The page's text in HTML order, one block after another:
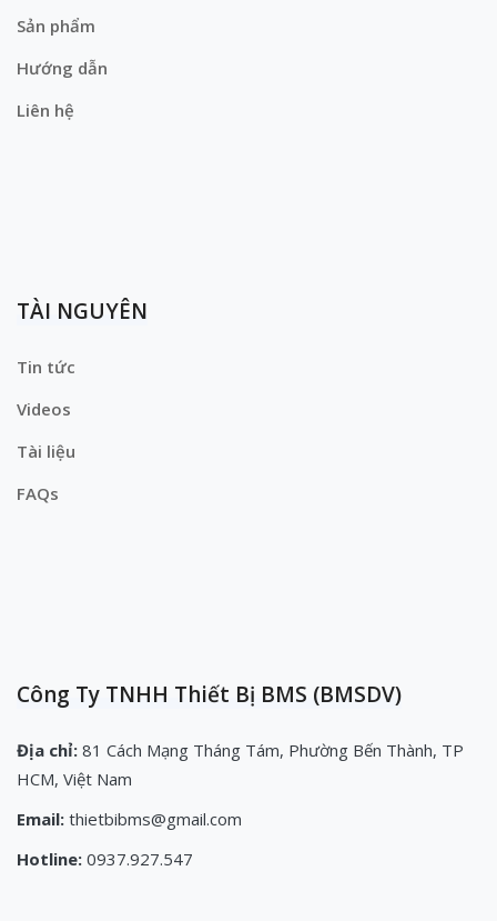
Sản phẩm
Hướng dẫn
Liên hệ
TÀI NGUYÊN
Tin tức
Videos
Tài liệu
FAQs
Công Ty TNHH Thiết Bị BMS (BMSDV)
Địa chỉ: 81 Cách Mạng Tháng Tám, Phường Bến Thành, TP
HCM, Việt Nam
Email: thietbibms@gmail.com
Hotline: 0937.927.547